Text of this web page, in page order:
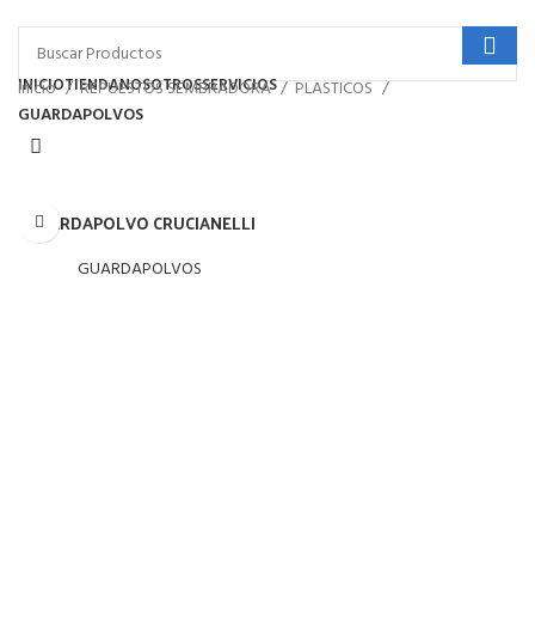
INICIOTIENDANOSOTROSSERVICIOS
Inicio REPUESTOS SEMBRADORA
PLASTICOS
GUARDAPOLVOS
GUARDAPOLVO CRUCIANELLI
GUARDAPOLVOS